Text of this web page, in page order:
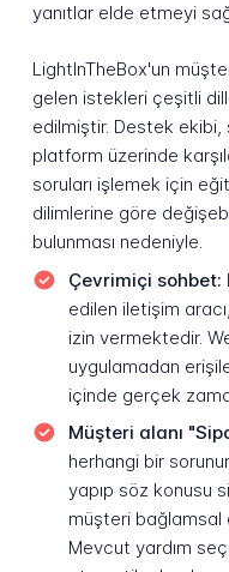
yanıtlar elde etmeyi
LightInTheBox'un
gelen istekleri çeşitli
edilmiştir. Destek
platform üzerinde
soruları işlemek için
dilimlerine göre
bulunması nedeniyle.
Çevrimiçi sohbet:
edilen iletişim
izin vermektedir.
uygulamadan
içinde gerçek
Müşteri alanı
herhangi bir
yapıp söz konusu
müşteri
Mevcut yardım